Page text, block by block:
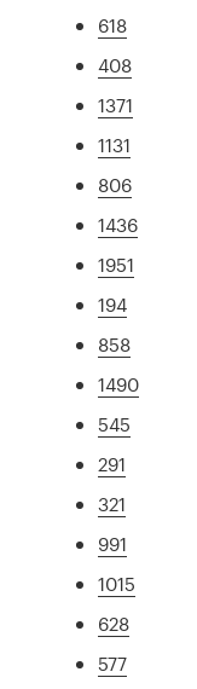
618
408
1371
1131
806
1436
1951
194
858
1490
545
291
321
991
1015
628
577